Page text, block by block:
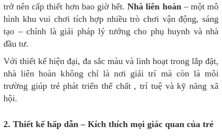
trở nên cấp thiết hơn bao giờ hết.Nhà liên hoàn – một mô
hình khu vui chơi tích hợp nhiều trò chơi vận động, sáng
tạo – chính là giải pháp lý tưởng cho phụ huynh và nhà
đầu tư.
Với thiết kế hiện đại, đa sắc màu và linh hoạt trong lắp đặt,
nhà liên hoàn không chỉ là nơi giải trí mà còn là môi
trường giúp trẻ phát triển thể chất , trí tuệ và kỹ năng xã
hội.
2. Thiết kế hấp dẫn – Kích thích mọi giác quan của trẻ